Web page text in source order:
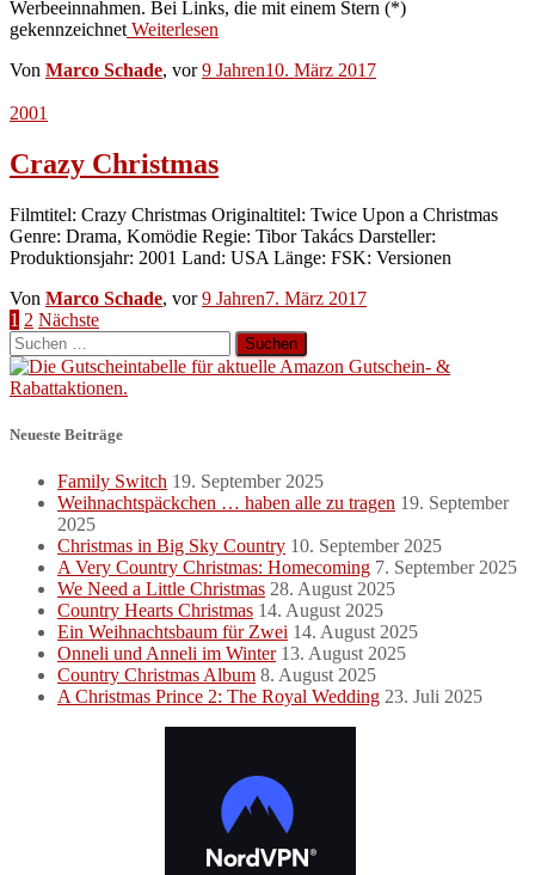
Werbeeinnahmen. Bei Links, die mit einem Stern (*)
gekennzeichnet Weiterlesen
Von Marco Schade, vor9 Jahren10. März 2017
2001
Crazy Christmas
Filmtitel: Crazy Christmas Originaltitel: Twice Upon a Christmas
Genre: Drama, Komödie Regie: Tibor Takács Darsteller:
Produktionsjahr: 2001 Land: USA Länge: FSK: Versionen
Von Marco Schade, vor9 Jahren7. März 2017
Seitennummerierung
der
Beiträge
1 2 Nächste
Suchen
nach:
Neueste Beiträge
Family Switch 19. September 2025
Weihnachtspäckchen … haben alle zu tragen 19. September
2025
Christmas in Big Sky Country 10. September 2025
A Very Country Christmas: Homecoming 7. September 2025
We Need a Little Christmas 28. August 2025
Country Hearts Christmas 14. August 2025
Ein Weihnachtsbaum für Zwei 14. August 2025
Onneli und Anneli im Winter 13. August 2025
Country Christmas Album 8. August 2025
A Christmas Prince 2: The Royal Wedding 23. Juli 2025